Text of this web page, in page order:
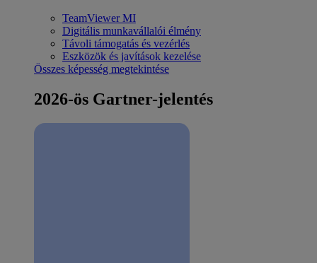
TeamViewer MI
Digitális munkavállalói élmény
Távoli támogatás és vezérlés
Eszközök és javítások kezelése
Összes képesség megtekintése
2026-ös Gartner-jelentés